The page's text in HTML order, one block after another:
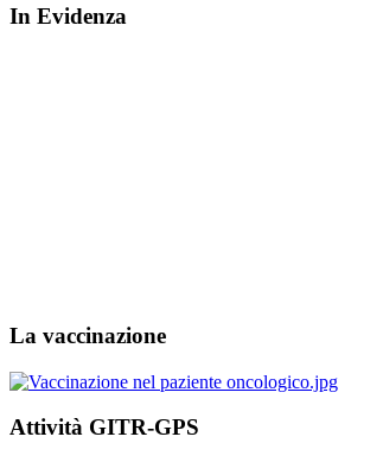
In Evidenza
La vaccinazione
Attività GITR-GPS